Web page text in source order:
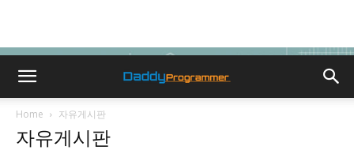
Home 자유게시판
자유게시판